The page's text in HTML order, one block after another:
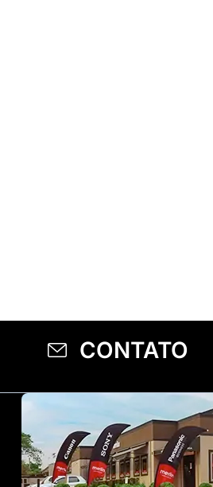
CONTATO